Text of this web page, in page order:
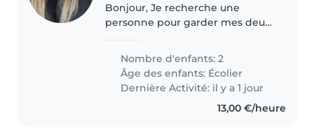
Bonjour, Je recherche une
personne pour garder mes deux
domicile sur Terville. Je cherche
idéalement une personne
disponible..
Nombre d'enfants: 2
Âge des enfants: Écolier
Dernière Activité: il y a 1 jour
13,00 €/heure